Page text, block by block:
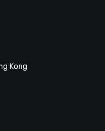
Kong